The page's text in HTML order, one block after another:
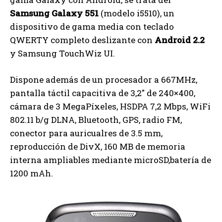
Samsung Galaxy 551 (modelo i5510), un
dispositivo de gama media con teclado
QWERTY completo deslizante con Android 2.2
y Samsung TouchWiz UI.
Dispone además de un procesador a 667MHz,
pantalla táctil capacitiva de 3,2″ de 240×400,
cámara de 3 MegaPíxeles, HSDPA 7,2 Mbps, WiFi
802.11 b/g DLNA, Bluetooth, GPS, radio FM,
conector para auricualres de 3.5 mm,
reproducción de DivX, 160 MB de memoria
interna ampliables mediante microSD,batería de
1200 mAh.